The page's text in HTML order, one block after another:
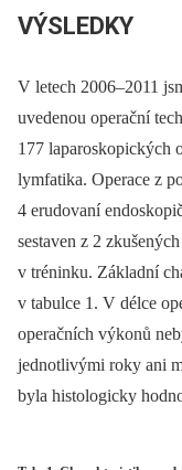
VÝSLEDKY
V letech 2006–2011
uvedenou operační
177 laparoskopických
lymfatika. Operace z
4 erudovaní
sestaven z 2
v tréninku. Základní
v tabulce 1. V délce
operačních výkonů
jednotlivými roky ani
byla histologicky